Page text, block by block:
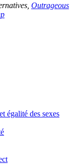
Outrageous
égalité des sexes